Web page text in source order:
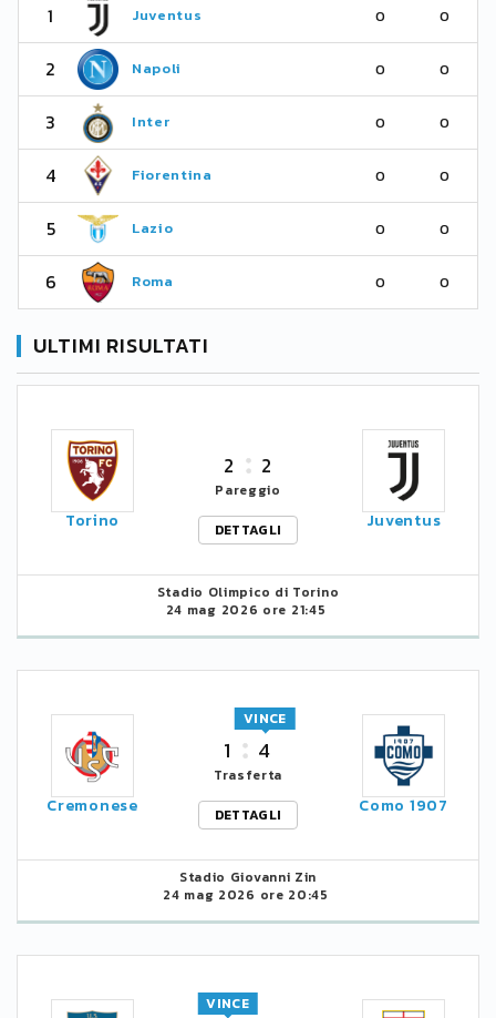
1 Juventus 0 0
2 Napoli 0 0
3 Inter 0 0
4 Fiorentina 0 0
5 Lazio 0 0
6 Roma 0 0
ULTIMI RISULTATI
Torino
2 2
Pareggio
DETTAGLI
Juventus
Stadio Olimpico di Torino
24 mag 2026 ore 21:45
Cremonese
1 4
VINCE
Trasferta
DETTAGLI
Como 1907
Stadio Giovanni Zin
24 mag 2026 ore 20:45
VINCE